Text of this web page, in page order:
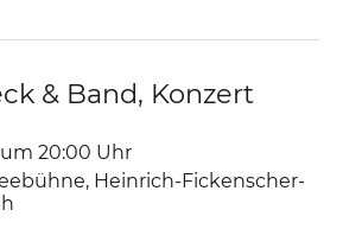
& Band, Konzert
um 20:00 Uhr
, Heinrich-Fickenscher-